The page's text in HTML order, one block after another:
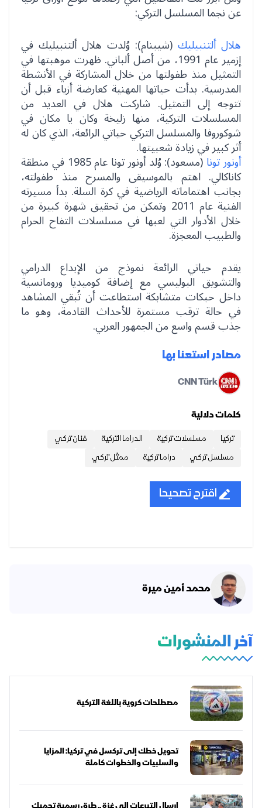
عن نجما المسلسل التركي:
هلال ألتنبيليك(شيبنام): وُلدت هلال ألتنبيليك في
إزمير عام 1991، من أصل ألباني. ظهرت موهبتها في
التمثيل منذ طفولتها من خلال المشاركة في الأنشطة
المدرسية. بدأت حياتها المهنية كعارضة أزياء قبل أن
تتوجه إلى التمثيل. شاركت هلال في العديد من
المسلسلات التركية، منها زليخة وكان يا مكان في
شوكوروفا والمسلسل التركي حياتي الرائعة، الذي كان له
أثر كبير في زيادة شعبيتها.
أونور تونا (مسعود): وُلد أونور تونا عام 1985 في منطقة
كاناكالي. اهتم بالموسيقى والمسرح منذ طفولته،
بجانب اهتماماته الرياضية في كرة السلة. بدأ مسيرته
الفنية عام 2011 وتمكن من تحقيق شهرة كبيرة من
خلال الأدوار التي لعبها في مسلسلات التفاح الحرام
والطبيب المعجزة.
يقدم حياتي الرائعة نموذج من الإبداع الدرامي
والتشويق البوليسي مع إضافة كوميديا ورومانسية
داخل حبكات متشابكة استطاعت أن تُبقي المشاهد
في حالة ترقب مستمرة للأحداث القادمة، وهو ما
جذب قسم واسع من الجمهور العربي.
مصادر استعنا بها
CNN Türk
كلمات دلالية
تركيا مسلسلات تركية الدراما التركية
فنان تركي
مسلسل تركي
دراما تركية ممثل تركي
اقترح تصحيحا
محمد أمين ميرة
آخر المنشورات
مصطلحات كروية باللغة التركية
تحويل خطك إلى تركسل في تركيا: المزايا
والسلبيات والخطوات كاملة